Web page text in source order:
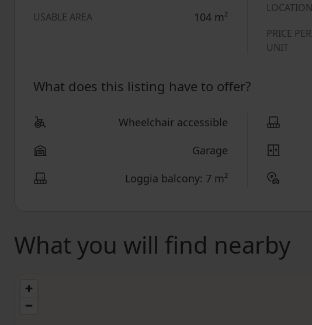
USABLE AREA 104 m²
LOCATION
PRICE PER
UNIT
What does this listing have to offer?
Wheelchair accessible
Garage
Loggia balcony: 7 m²
What you will find nearby